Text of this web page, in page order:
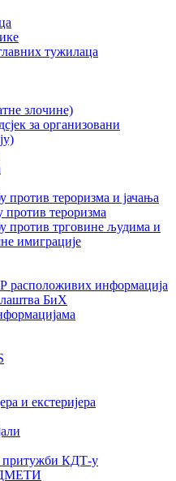
тужилаца
злочине)
за организовани
против тероризма и јачања
против тероризма
против трговине људима и
имиграције
информација
БиХ
и екстеријера
притужби КДТ-у